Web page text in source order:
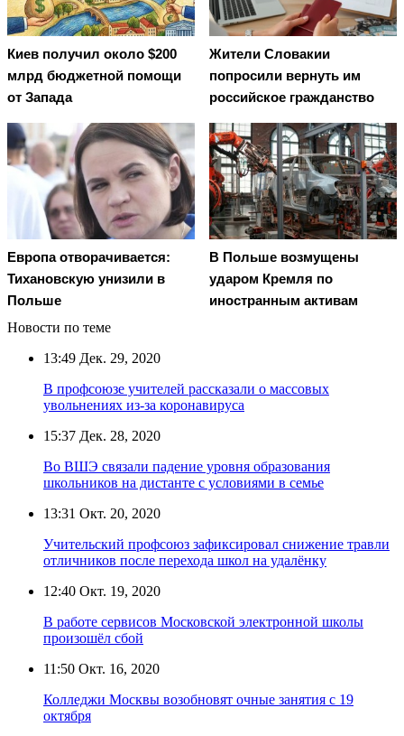
Киев получил около $200
млрд бюджетной помощи
от Запада
Жители Словакии
попросили вернуть им
российское гражданство
Европа отворачивается:
Тихановскую унизили в
Польше
В Польше возмущены
ударом Кремля по
иностранным активам
Новости по теме
13:49 Дек. 29, 2020
В профсоюзе учителей рассказали о массовых
увольнениях из-за коронавируса
15:37 Дек. 28, 2020
Во ВШЭ связали падение уровня образования
школьников на дистанте с условиями в семье
13:31 Окт. 20, 2020
Учительский профсоюз зафиксировал снижение травли
отличников после перехода школ на удалёнку
12:40 Окт. 19, 2020
В работе сервисов Московской электронной школы
произошёл сбой
11:50 Окт. 16, 2020
Колледжи Москвы возобновят очные занятия с 19
октября